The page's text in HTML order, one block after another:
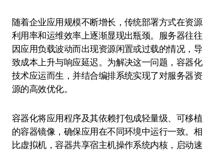
随着企业应用规模不断增长，传统部署方式在资源
利用率和运维效率上逐渐显现出瓶颈。服务器往往
因应用负载波动而出现资源闲置或过载的情况，导
致成本上升与响应延迟。为解决这一问题，容器化
技术应运而生，并结合编排系统实现了对服务器资
源的高效优化。
容器化将应用程序及其依赖打包成轻量级、可移植
的容器镜像，确保应用在不同环境中运行一致。相
比虚拟机，容器共享宿主机操作系统内核，启动速